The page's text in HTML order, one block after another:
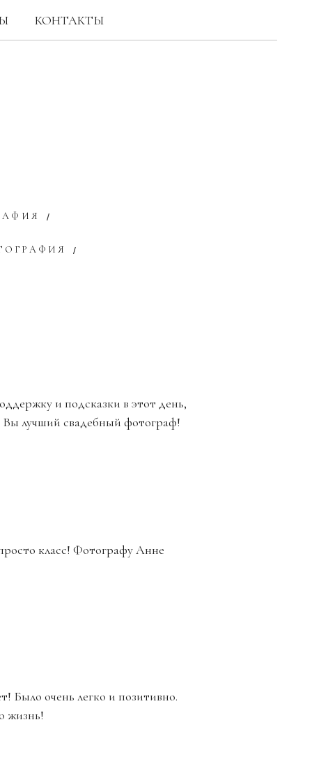
КОНТАКТЫ
и подсказки в этот день,
Вы лучший свадебный фотограф!
класс! Фотографу Анне
Было очень легко и позитивно.
жизнь!